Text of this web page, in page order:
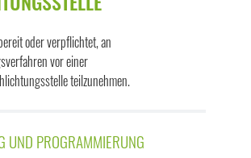
oder verpflichtet, an
vor einer
teilzunehmen.
UND PROGRAMMIERUNG